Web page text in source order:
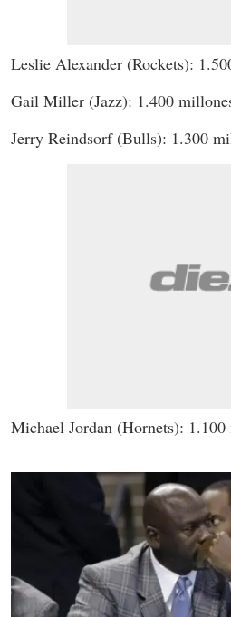
Leslie Alexander (Rockets):
Gail Miller (Jazz): 1.400
Jerry Reindsorf (Bulls): 1.300
Michael Jordan (Hornets):